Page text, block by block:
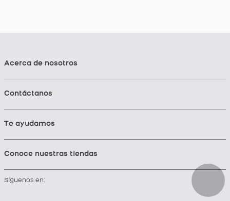
Acerca de nosotros
Contáctanos
Te ayudamos
Conoce nuestras tiendas
Síguenos en: